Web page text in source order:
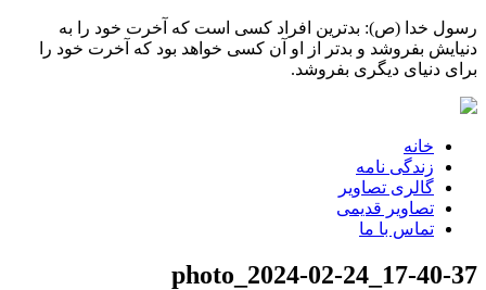
رسول خدا (ص): بدترین افراد کسی است که آخرت خود را به
دنیایش بفروشد و بدتر از او آن کسی خواهد بود که آخرت خود را
برای دنیای دیگری بفروشد.
خانه
زندگی نامه
گالری تصاویر
تصاویر قدیمی
تماس با ما
photo_2024-02-24_17-40-37